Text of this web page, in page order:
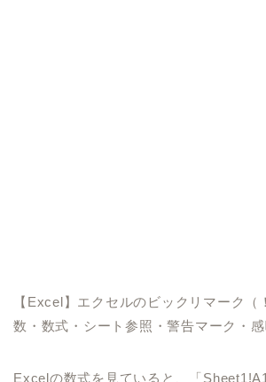
【Excel】エクセルのビックリマーク（
数・数式・シート参照・警告マーク・感
Excelの数式を見ていると、「